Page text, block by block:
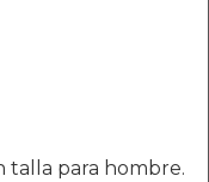
talla para hombre.